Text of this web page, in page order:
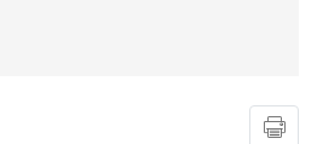
友善